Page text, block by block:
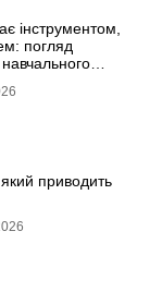
інструментом,
погляд
приводить